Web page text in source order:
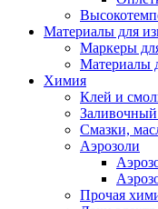
Материалы для
Маркеры
Материалы
Химия
Клей и
Заливочный
Смазки,
Аэрозоли
Прочая